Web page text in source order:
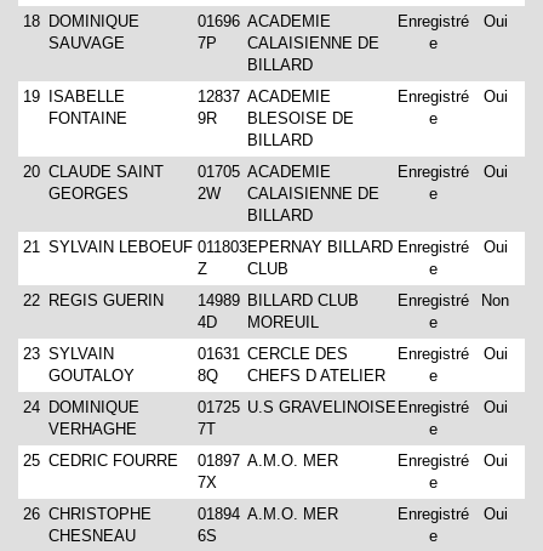
18 DOMINIQUE
SAUVAGE
01696
7P
ACADEMIE
CALAISIENNE DE
BILLARD
Enregistré
e
Oui
19 ISABELLE
FONTAINE
12837
9R
ACADEMIE
BLESOISE DE
BILLARD
Enregistré
e
Oui
20 CLAUDE SAINT
GEORGES
01705
2W
ACADEMIE
CALAISIENNE DE
BILLARD
Enregistré
e
Oui
21 SYLVAIN LEBOEUF 011803
Z
EPERNAY BILLARD
CLUB
Enregistré
e
Oui
22 REGIS GUERIN
14989
4D
BILLARD CLUB
MOREUIL
Enregistré
e
Non
23 SYLVAIN
GOUTALOY
01631
8Q
CERCLE DES
CHEFS D ATELIER
Enregistré
e
Oui
24 DOMINIQUE
VERHAGHE
01725
7T
U.S GRAVELINOISE Enregistré
e
Oui
25 CEDRIC FOURRE
01897
7X
A.M.O. MER
Enregistré
e
Oui
26 CHRISTOPHE
CHESNEAU
01894
6S
A.M.O. MER
Enregistré
e
Oui